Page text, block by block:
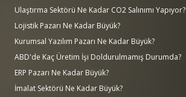
Ulaştırma Sektörü Ne Kadar CO2 Salınımı Yapıyor?
Lojistik Pazarı Ne Kadar Büyük?
Kurumsal Yazılım Pazarı Ne Kadar Büyük?
ABD'de Kaç Üretim İşi Doldurulmamış Durumda?
ERP Pazarı Ne Kadar Büyük?
İmalat Sektörü Ne Kadar Büyük?